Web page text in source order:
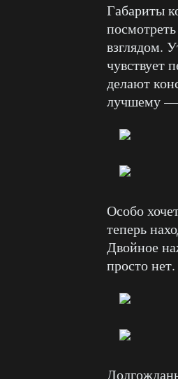
Габариты
взглядом.
чувствует
делают
лучшему —
Особо
теперь
Двойное
просто нет.